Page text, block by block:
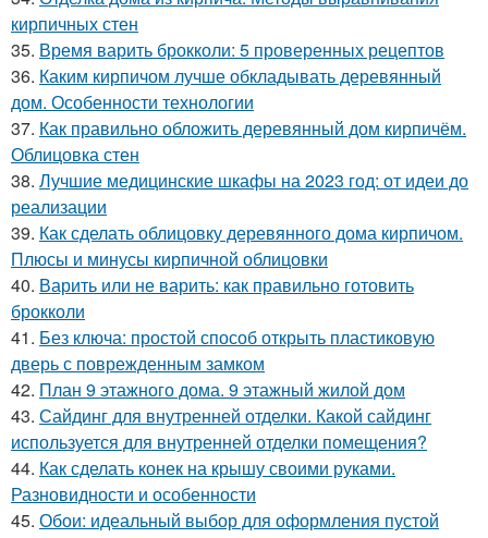
кирпичных стен
35. Время варить брокколи: 5 проверенных рецептов
36. Каким кирпичом лучше обкладывать деревянный
дом. Особенности технологии
37. Как правильно обложить деревянный дом кирпичём.
Облицовка стен
38. Лучшие медицинские шкафы на 2023 год: от идеи до
реализации
39. Как сделать облицовку деревянного дома кирпичом.
Плюсы и минусы кирпичной облицовки
40. Варить или не варить: как правильно готовить
брокколи
41. Без ключа: простой способ открыть пластиковую
дверь с поврежденным замком
42. План 9 этажного дома. 9 этажный жилой дом
43. Сайдинг для внутренней отделки. Какой сайдинг
используется для внутренней отделки помещения?
44. Как сделать конек на крышу своими руками.
Разновидности и особенности
45. Обои: идеальный выбор для оформления пустой